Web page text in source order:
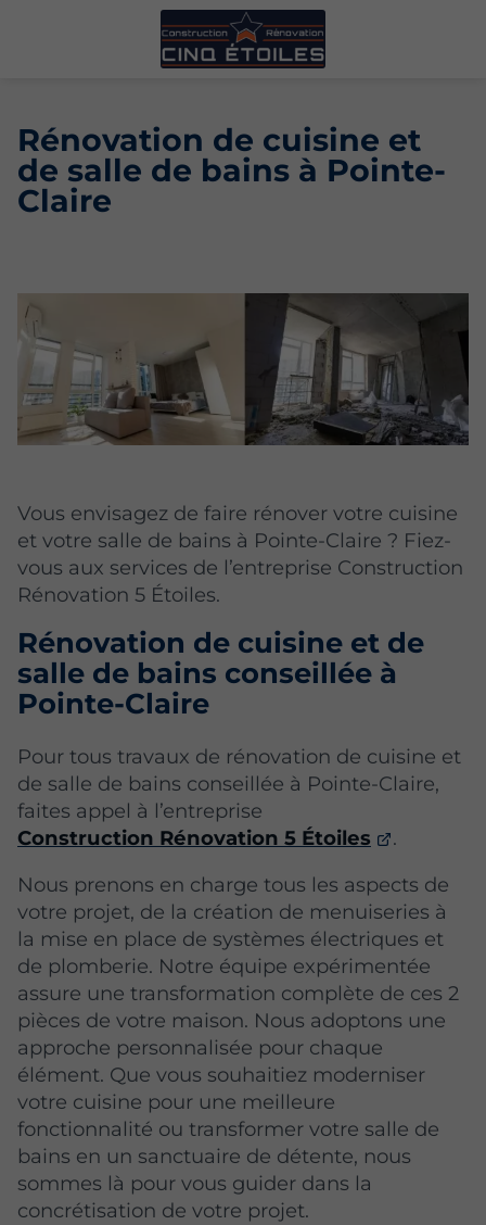
Rénovation de cuisine et
de salle de bains à Pointe-
Claire
Vous envisagez de faire rénover votre cuisine
et votre salle de bains à Pointe-Claire ? Fiez-
vous aux services de l’entreprise Construction
Rénovation 5 Étoiles.
Rénovation de cuisine et de
salle de bains conseillée à
Pointe-Claire
Pour tous travaux de rénovation de cuisine et
de salle de bains conseillée à Pointe-Claire,
faites appel à l’entreprise
Construction Rénovation 5 Étoiles
.
Nous prenons en charge tous les aspects de
votre projet, de la création de menuiseries à
la mise en place de systèmes électriques et
de plomberie. Notre équipe expérimentée
assure une transformation complète de ces 2
pièces de votre maison. Nous adoptons une
approche personnalisée pour chaque
élément. Que vous souhaitiez moderniser
votre cuisine pour une meilleure
fonctionnalité ou transformer votre salle de
bains en un sanctuaire de détente, nous
sommes là pour vous guider dans la
concrétisation de votre projet.